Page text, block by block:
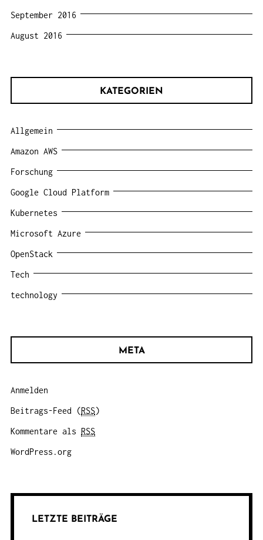
September 2016
August 2016
KATEGORIEN
Allgemein
Amazon AWS
Forschung
Google Cloud Platform
Kubernetes
Microsoft Azure
OpenStack
Tech
technology
META
Anmelden
Beitrags-Feed (RSS)
Kommentare als RSS
WordPress.org
LETZTE BEITRÄGE